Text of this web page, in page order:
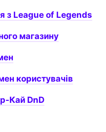
з League of Legends
магазину
користувачів
Кай DnD